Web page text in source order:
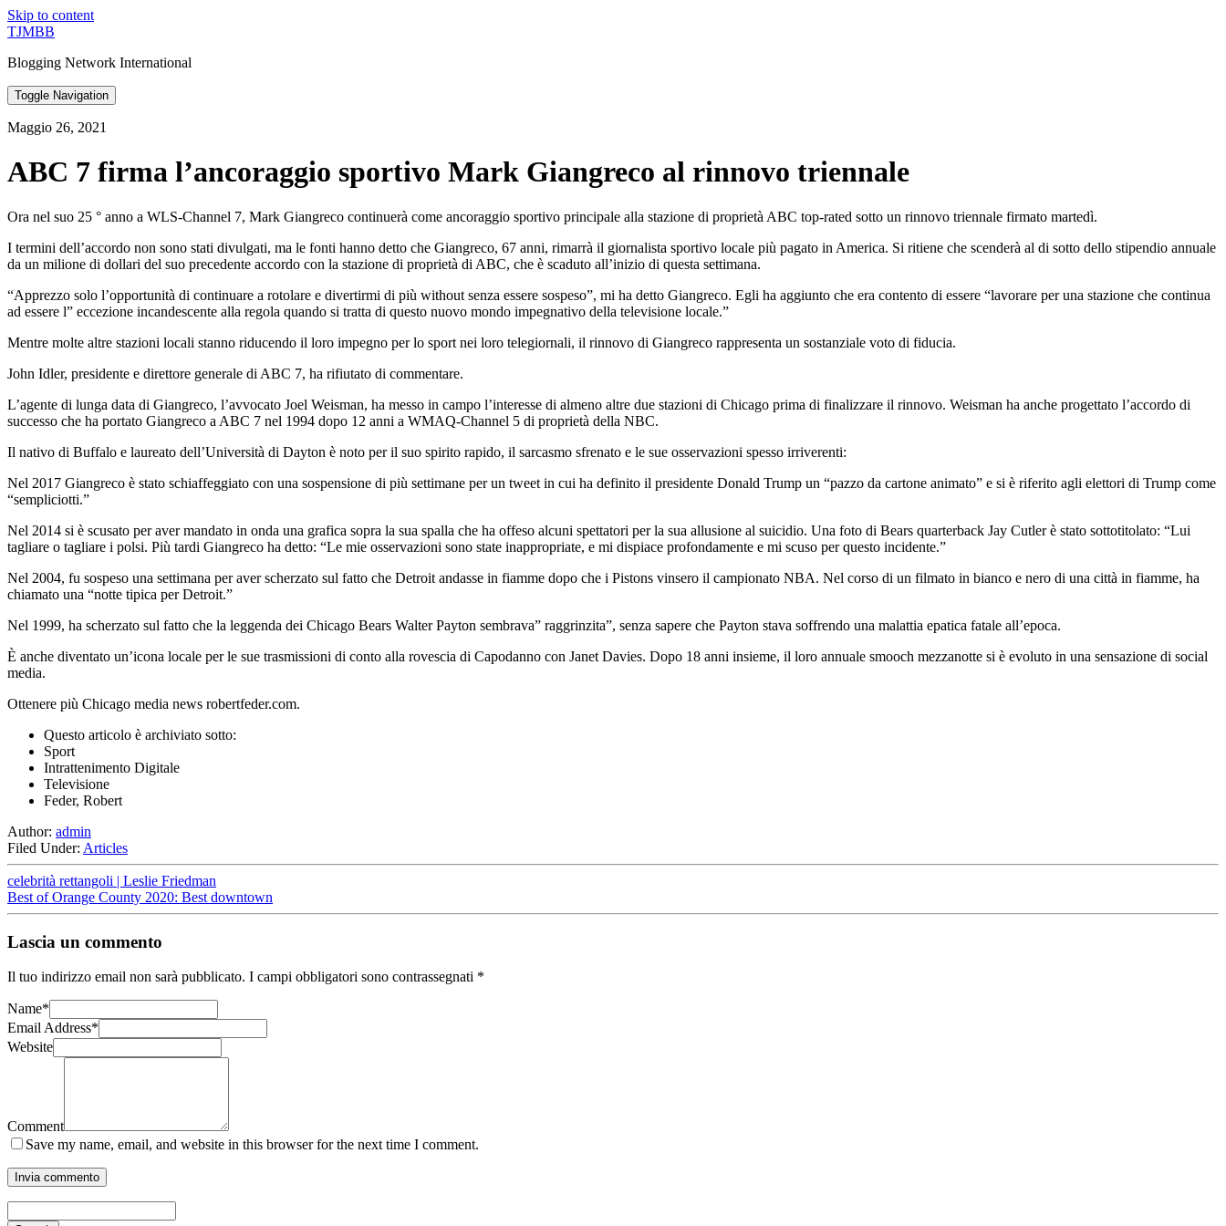
Skip to content
TJMBB
Blogging Network International
Toggle Navigation
Maggio 26, 2021
ABC 7 firma l’ancoraggio sportivo Mark Giangreco al rinnovo triennale
Ora nel suo 25 ° anno a WLS-Channel 7, Mark Giangreco continuerà come ancoraggio sportivo principale alla stazione di proprietà ABC top-rated sotto un rinnovo triennale firmato martedì.
I termini dell’accordo non sono stati divulgati, ma le fonti hanno detto che Giangreco, 67 anni, rimarrà il giornalista sportivo locale più pagato in America. Si ritiene che scenderà al di sotto dello stipendio annuale
da un milione di dollari del suo precedente accordo con la stazione di proprietà di ABC, che è scaduto all’inizio di questa settimana.
“Apprezzo solo l’opportunità di continuare a rotolare e divertirmi di più without senza essere sospeso”, mi ha detto Giangreco. Egli ha aggiunto che era contento di essere “lavorare per una stazione che continua
ad essere l” eccezione incandescente alla regola quando si tratta di questo nuovo mondo impegnativo della televisione locale.”
Mentre molte altre stazioni locali stanno riducendo il loro impegno per lo sport nei loro telegiornali, il rinnovo di Giangreco rappresenta un sostanziale voto di fiducia.
John Idler, presidente e direttore generale di ABC 7, ha rifiutato di commentare.
L’agente di lunga data di Giangreco, l’avvocato Joel Weisman, ha messo in campo l’interesse di almeno altre due stazioni di Chicago prima di finalizzare il rinnovo. Weisman ha anche progettato l’accordo di
successo che ha portato Giangreco a ABC 7 nel 1994 dopo 12 anni a WMAQ-Channel 5 di proprietà della NBC.
Il nativo di Buffalo e laureato dell’Università di Dayton è noto per il suo spirito rapido, il sarcasmo sfrenato e le sue osservazioni spesso irriverenti:
Nel 2017 Giangreco è stato schiaffeggiato con una sospensione di più settimane per un tweet in cui ha definito il presidente Donald Trump un “pazzo da cartone animato” e si è riferito agli elettori di Trump come
“sempliciotti.”
Nel 2014 si è scusato per aver mandato in onda una grafica sopra la sua spalla che ha offeso alcuni spettatori per la sua allusione al suicidio. Una foto di Bears quarterback Jay Cutler è stato sottotitolato: “Lui
tagliare o tagliare i polsi. Più tardi Giangreco ha detto: “Le mie osservazioni sono state inappropriate, e mi dispiace profondamente e mi scuso per questo incidente.”
Nel 2004, fu sospeso una settimana per aver scherzato sul fatto che Detroit andasse in fiamme dopo che i Pistons vinsero il campionato NBA. Nel corso di un filmato in bianco e nero di una città in fiamme, ha
chiamato una “notte tipica per Detroit.”
Nel 1999, ha scherzato sul fatto che la leggenda dei Chicago Bears Walter Payton sembrava” raggrinzita”, senza sapere che Payton stava soffrendo una malattia epatica fatale all’epoca.
È anche diventato un’icona locale per le sue trasmissioni di conto alla rovescia di Capodanno con Janet Davies. Dopo 18 anni insieme, il loro annuale smooch mezzanotte si è evoluto in una sensazione di social
media.
Ottenere più Chicago media news robertfeder.com.
Questo articolo è archiviato sotto:
Sport
Intrattenimento Digitale
Televisione
Feder, Robert
Author: admin
Filed Under: Articles
celebrità rettangoli | Leslie Friedman
Best of Orange County 2020: Best downtown
Lascia un commento
Il tuo indirizzo email non sarà pubblicato. I campi obbligatori sono contrassegnati *
Name*
Email Address*
Website
Comment
Save my name, email, and website in this browser for the next time I comment.